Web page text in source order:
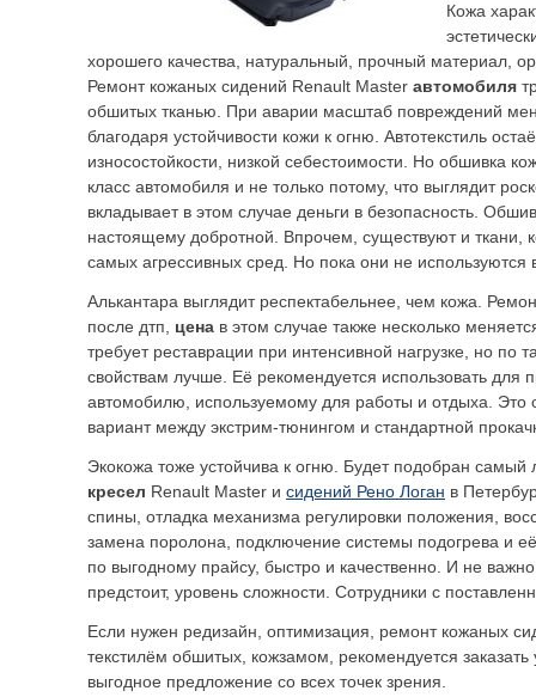
Кожа
хорошего качества, натуральный, прочный материал,
Ремонт кожаных сидений Renault Master автомобиля
обшитых тканью. При аварии масштаб повреждений
благодаря устойчивости кожи к огню. Автотекстиль
износостойкости, низкой себестоимости. Но обшивка
класс автомобиля и не только потому, что выглядит
вкладывает в этом случае деньги в безопасность.
настоящему добротной. Впрочем, существуют и ткани,
самых агрессивных сред. Но пока они не используются
Алькантара выглядит респектабельнее, чем кожа.
после дтп,
цена в этом случае также несколько
требует реставрации при интенсивной нагрузке, но по
свойствам лучше. Её рекомендуется использовать для
автомобилю, используемому для работы и отдыха. Это
вариант между экстрим-тюнингом и стандартной
Экокожа тоже устойчива к огню. Будет подобран
кресел Renault Master и сидений Рено Логан в
спины, отладка механизма регулировки положения,
замена поролона, подключение системы подогрева и
по выгодному прайсу, быстро и качественно. И не
предстоит, уровень сложности. Сотрудники с
Если нужен редизайн, оптимизация, ремонт кожаных
текстилём обшитых, кожзамом, рекомендуется заказать
выгодное предложение со всех точек зрения.